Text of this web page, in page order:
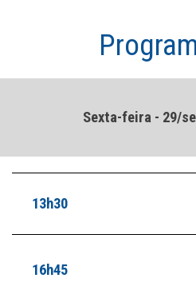
Sexta-feira - 29/
13h30
16h45